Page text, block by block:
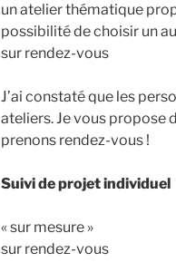
un atelier thématique
possibilité de choisir un
sur rendez-vous
J’ai constaté que les
ateliers. Je vous propose
prenons rendez-vous !
Suivi de projet individuel
« sur mesure »
sur rendez-vous